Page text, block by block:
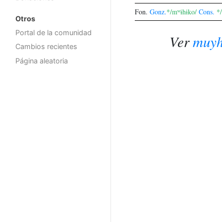
Otros
Portal de la comunidad
Cambios recientes
Página aleatoria
Fon. Gonz.*/mʷɨhɨko/ Cons.
Ver